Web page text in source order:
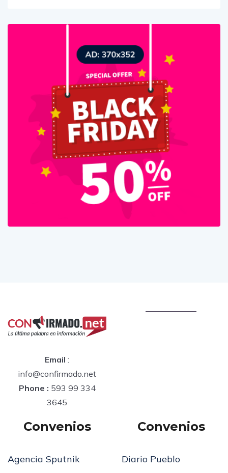
Email :
info@confirmado.net
Phone : 593 99 334
3645
Convenios
Agencia Sputnik
Convenios
Diario Pueblo